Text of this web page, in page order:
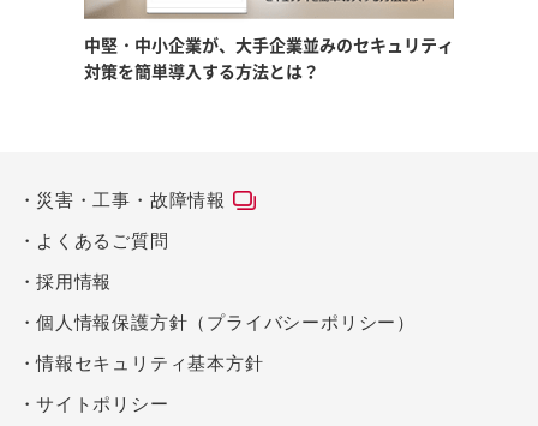
中堅・中小企業が、大手企業並みのセキュリティ
対策を簡単導入する方法とは？
災害・工事・故障情報
よくあるご質問
採用情報
個人情報保護方針（プライバシーポリシー）
情報セキュリティ基本方針
サイトポリシー